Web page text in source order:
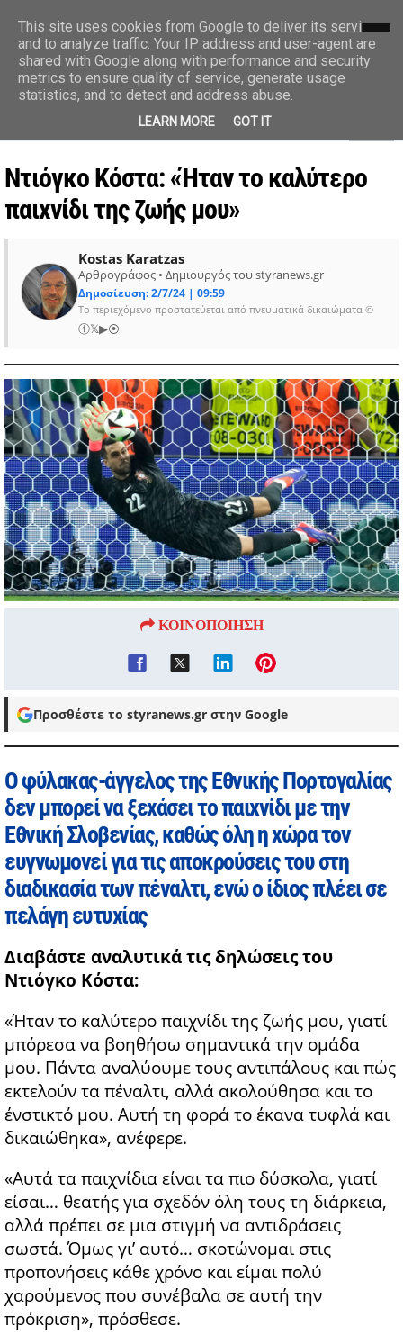
styranews.gr
Ειδήσεις-Γεγονότα-Επικαιρότητα
Ντιόγκο Κόστα: «Ήταν το καλύτερο
παιχνίδι της ζωής μου»
Kostas Karatzas
Αρθρογράφος • Δημιουργός του styranews.gr
Δημοσίευση: 2/7/24 | 09:59
Το περιεχόμενο προστατεύεται από πνευματικά δικαιώματα ©
ⓕ𝕏▶⦿
ΚΟΙΝΟΠΟΙΗΣΗ
Προσθέστε το styranews.gr στην Google
Ο φύλακας-άγγελος της Εθνικής Πορτογαλίας
δεν μπορεί να ξεχάσει το παιχνίδι με την
Εθνική Σλοβενίας, καθώς όλη η χώρα τον
ευγνωμονεί για τις αποκρούσεις του στη
διαδικασία των πέναλτι, ενώ ο ίδιος πλέει σε
πελάγη ευτυχίας
Διαβάστε αναλυτικά τις δηλώσεις του
Ντιόγκο Κόστα:
«Ήταν το καλύτερο παιχνίδι της ζωής μου, γιατί
μπόρεσα να βοηθήσω σημαντικά την ομάδα
μου. Πάντα αναλύουμε τους αντιπάλους και πώς
εκτελούν τα πέναλτι, αλλά ακολούθησα και το
ένστικτό μου. Αυτή τη φορά το έκανα τυφλά και
δικαιώθηκα», ανέφερε.
«Αυτά τα παιχνίδια είναι τα πιο δύσκολα, γιατί
είσαι… θεατής για σχεδόν όλη τους τη διάρκεια,
αλλά πρέπει σε μια στιγμή να αντιδράσεις
σωστά. Όμως γι’ αυτό… σκοτώνομαι στις
προπονήσεις κάθε χρόνο και είμαι πολύ
χαρούμενος που συνέβαλα σε αυτή την
πρόκριση», πρόσθεσε.
This site uses cookies from Google to deliver its services
and to analyze traffic. Your IP address and user-agent are
shared with Google along with performance and security
metrics to ensure quality of service, generate usage
statistics, and to detect and address abuse.
LEARN MORE GOT IT